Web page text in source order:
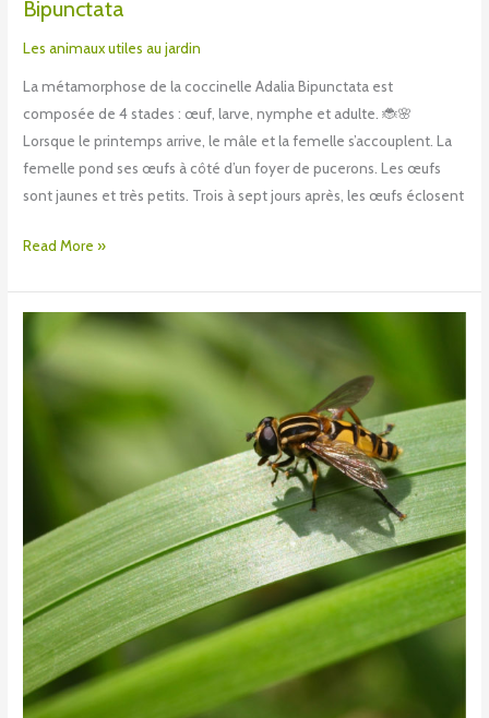
Bipunctata
Les animaux utiles au jardin
La métamorphose de la coccinelle Adalia Bipunctata est
composée de 4 stades : œuf, larve, nymphe et adulte. 🐞🌸
Lorsque le printemps arrive, le mâle et la femelle s’accouplent. La
femelle pond ses œufs à côté d’un foyer de pucerons. Les œufs
sont jaunes et très petits. Trois à sept jours après, les œufs éclosent
Read More »